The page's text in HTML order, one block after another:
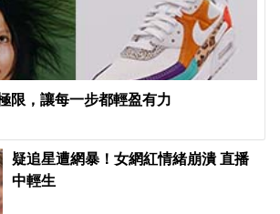
限，讓每一步都輕盈有力
疑追星遭網暴！女網紅情緒崩潰 直播
中輕生